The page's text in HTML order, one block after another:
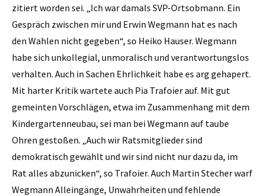
zitiert worden sei. „Ich war damals SVP-Ortsobmann. Ein
Gespräch zwischen mir und Erwin Wegmann hat es nach
den Wahlen nicht gegeben“, so Heiko Hauser. Wegmann
habe sich unkollegial, unmoralisch und verantwortungslos
verhalten. Auch in Sachen Ehrlichkeit habe es arg gehapert.
Mit harter Kritik wartete auch Pia Trafoier auf. Mit gut
gemeinten Vorschlägen, etwa im Zusammenhang mit dem
Kindergartenneubau, sei man bei Wegmann auf taube
Ohren gestoßen. „Auch wir Ratsmitglieder sind
demokratisch gewählt und wir sind nicht nur dazu da, im
Rat alles abzunicken“, so Trafoier. Auch Martin Stecher warf
­Wegmann Alleingänge, Unwahrheiten und fehlende